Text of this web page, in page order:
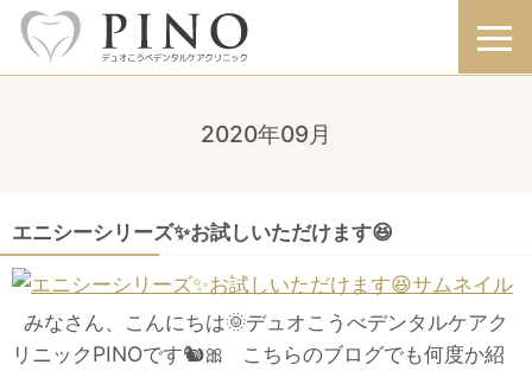
2020年09月
エニシーシリーズ✨お試しいただけます😆
みなさん、こんにちは🌞デュオこうべデンタルケアク
リニックPINOです🐿🎀 こちらのブログでも何度か紹